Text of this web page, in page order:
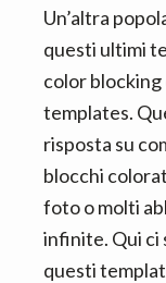
Un’altra
questi ultimi
color
templates.
risposta su
blocchi
foto o molti
infinite. Qui ci
questi